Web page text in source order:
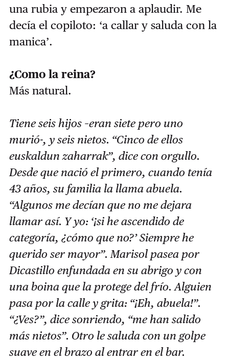
una rubia y empezaron a aplaudir. Me
decía el copiloto: ‘a callar y saluda con la
manica’.
¿Como la reina?
Más natural.
Tiene seis hijos –eran siete pero uno
murió-, y seis nietos. “Cinco de ellos
euskaldun zaharrak”, dice con orgullo.
Desde que nació el primero, cuando tenía
43 años, su familia la llama abuela.
“Algunos me decían que no me dejara
llamar así. Y yo: ‘¡si he ascendido de
categoría, ¿cómo que no?’ Siempre he
querido ser mayor”. Marisol pasea por
Dicastillo enfundada en su abrigo y con
una boina que la protege del frío. Alguien
pasa por la calle y grita: “¡Eh, abuela!”.
“¿Ves?”, dice sonriendo, “me han salido
más nietos”. Otro le saluda con un golpe
suave en el brazo al entrar en el bar.